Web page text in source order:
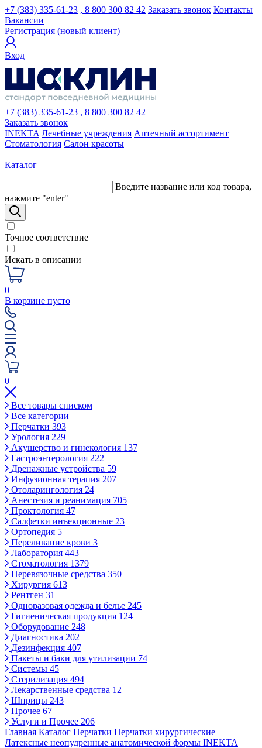
+7 (383) 335-61-23 , 8 800 300 82 42 Заказать звонок Контакты
Вакансии
Регистрация (новый клиент)
Вход
+7 (383) 335-61-23 , 8 800 300 82 42
Заказать звонок
INEKTA Лечебные учреждения Аптечный ассортимент
Стоматология Салон красоты
Каталог
Введите название или код товара,
нажмите "enter"
Точное соответствие
Искать в описании
0
В корзине пусто
0
Все товары списком
Все категории
Перчатки 393
Урология 229
Акушерство и гинекология 137
Гастроэнтерология 222
Дренажные устройства 59
Инфузионная терапия 207
Отоларингология 24
Анестезия и реанимация 705
Проктология 47
Салфетки инъекционные 23
Ортопедия 5
Переливание крови 3
Лаборатория 443
Стоматология 1379
Перевязочные средства 350
Хирургия 613
Рентген 31
Одноразовая одежда и белье 245
Гигиеническая продукция 124
Оборудование 248
Диагностика 202
Дезинфекция 407
Пакеты и баки для утилизации 74
Системы 45
Стерилизация 494
Лекарственные средства 12
Шприцы 243
Прочее 67
Услуги и Прочее 206
Главная Каталог Перчатки Перчатки хирургические
Латексные неопудренные анатомической формы INEKTA